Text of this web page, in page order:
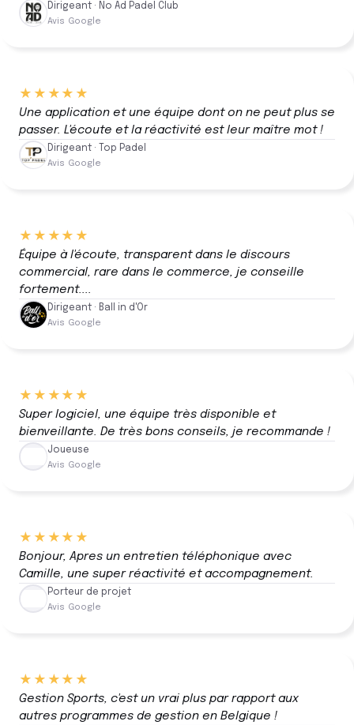
Dirigeant · No Ad Padel Club
Avis Google
★★★★★
Une application et une équipe dont on ne peut plus se
passer. L'écoute et la réactivité est leur maître mot !
Dirigeant · Top Padel
Avis Google
★★★★★
Équipe à l'écoute, transparent dans le discours
commercial, rare dans le commerce, je conseille
fortement....
Dirigeant · Ball in d'Or
Avis Google
★★★★★
Super logiciel, une équipe très disponible et
bienveillante. De très bons conseils, je recommande !
Joueuse
Avis Google
★★★★★
Bonjour, Apres un entretien téléphonique avec
Camille, une super réactivité et accompagnement.
Porteur de projet
Avis Google
★★★★★
Gestion Sports, c'est un vrai plus par rapport aux
autres programmes de gestion en Belgique !